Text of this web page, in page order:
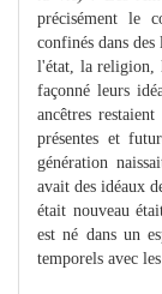
précisément le
confinés dans
l'état, la religion,
façonné leurs
ancêtres
présentes et
génération
avait des idéaux
était nouveau
est né dans un
temporels avec